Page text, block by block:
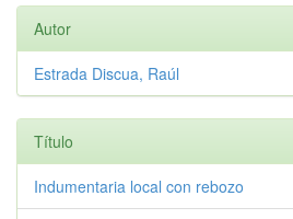
Autor
Estrada Discua, Raúl
Título
Indumentaria local con rebozo